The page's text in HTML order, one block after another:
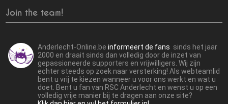
Join the team!
Anderlecht-Online.beinformeert de fans sinds het jaar
2000 en draait sinds dan volledig door de inzet van
gepassioneerde supporters en vrijwilligers. Wij zijn
echter steeds op zoek naar versterking! Als webteamlid
bent u vrij te kiezen wanneer u voor ons werkt en wat u
doet. Bent u fan van RSC Anderlecht en wenst u op een
volledig vrije manier bij te dragen aan onze site?